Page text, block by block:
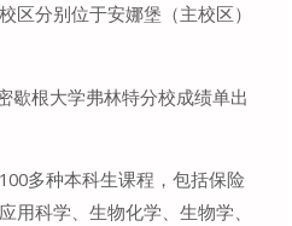
区分别位于安娜堡（主校区）
歇根大学弗林特分校成绩单出
多种本科生课程，包括保险
用科学、生物化学、生物学、